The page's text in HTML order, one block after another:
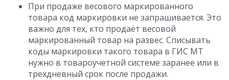
При продаже весового маркированного
товара код маркировки не запрашивается. Это
важно для тех, кто продаёт весовой
маркированный товар на развес. Списывать
коды маркировки такого товара в ГИС МТ
нужно в товароучетной системе заранее или в
трехдневный срок после продажи.